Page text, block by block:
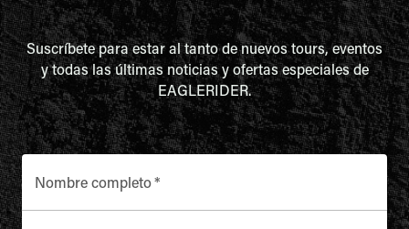
Suscríbete para estar al tanto de nuevos tours, eventos
y todas las últimas noticias y ofertas especiales de
EAGLERIDER.
Nombre completo*